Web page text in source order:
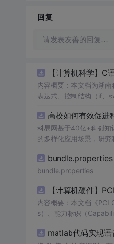
回复
请发表友善的回复…
【计算机科学】C
内容概要：本文档为湖
表达式、控制结构（if、
②辅助教师出题或课堂教学练习；③通
重点关注易错题和涉及复
高校如何有效促进
科易网基于40亿+科创知
的多样化应用场景，研究
bundle.properties
bundle.properties
【计算机硬件】
内容概要：本文档《PCI
s）、能力标识（
matlab代码实现语